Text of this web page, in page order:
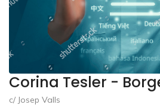
Corina Tesler -
c/ Josep Valls